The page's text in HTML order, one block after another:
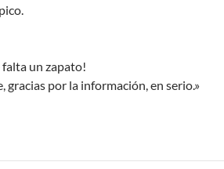
falta un zapato!
gracias por la información, en serio.»